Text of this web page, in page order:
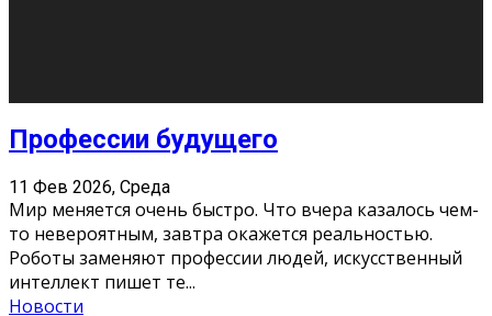
Как бороться со стрессом
11 Фев 2026, Среда
Стресс – нормальная реакция организма, когда
факторов, воздействующих на твой организм
больше, чем ресурсов. Есть советы, как бороться со
стрессовым состояни
Новости